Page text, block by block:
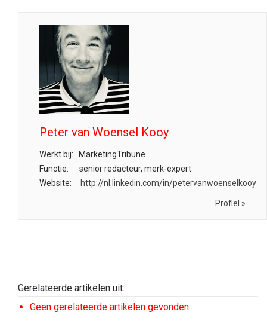
Peter van Woensel Kooy
Werkt bij:
MarketingTribune
Functie:
senior redacteur, merk-expert
Website:
http://nl.linkedin.com/in/petervanwoenselkooy
Profiel »
Gerelateerde artikelen uit:
Geen gerelateerde artikelen gevonden